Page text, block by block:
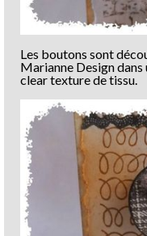
Les boutons sont
Marianne Design dans
clear texture de tissu.